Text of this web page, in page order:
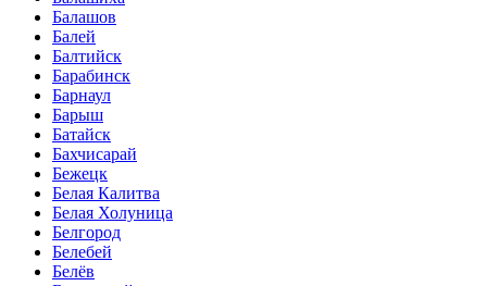
Балашов
Балей
Балтийск
Барабинск
Барнаул
Барыш
Батайск
Бахчисарай
Бежецк
Белая Калитва
Белая Холуница
Белгород
Белебей
Белёв